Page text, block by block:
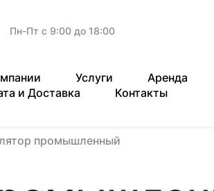
Пн-Пт с 9:00 до 18:00
Услуги
Аренда
и Доставка
Контакты
промышленный